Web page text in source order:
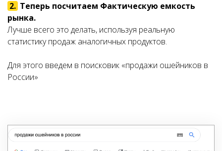
2. Теперь посчитаем Фактическую емкость
рынка.
Лучше всего это делать, используя реальную
статистику продаж аналогичных продуктов.
Для этого введем в поисковик «продажи ошейников в
России»